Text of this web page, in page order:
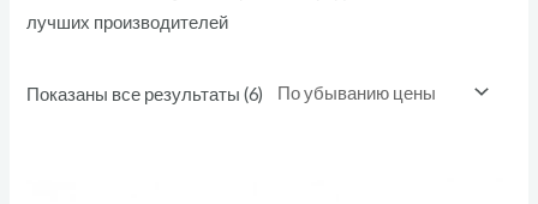
лучших производителей
Показаны все результаты (6)